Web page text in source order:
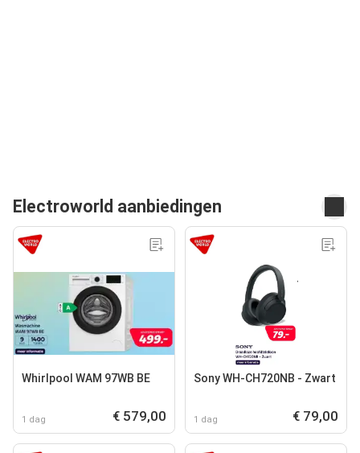
Electroworld aanbiedingen
Whirlpool WAM 97WB BE
1 dag € 579,00
Sony WH-CH720NB - Zwart
1 dag € 79,00